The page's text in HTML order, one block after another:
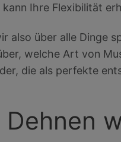
kann Ihre Flexibilität
also über alle Dinge
welche Art von
die als perfekte
Dehnen